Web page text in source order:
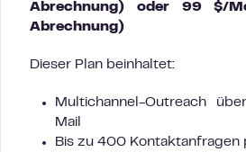
Abrechnung) oder 99 $/
Abrechnung)
Dieser Plan beinhaltet:
Multichannel-Outreach
Mail
Bis zu 400 Kontaktanfragen